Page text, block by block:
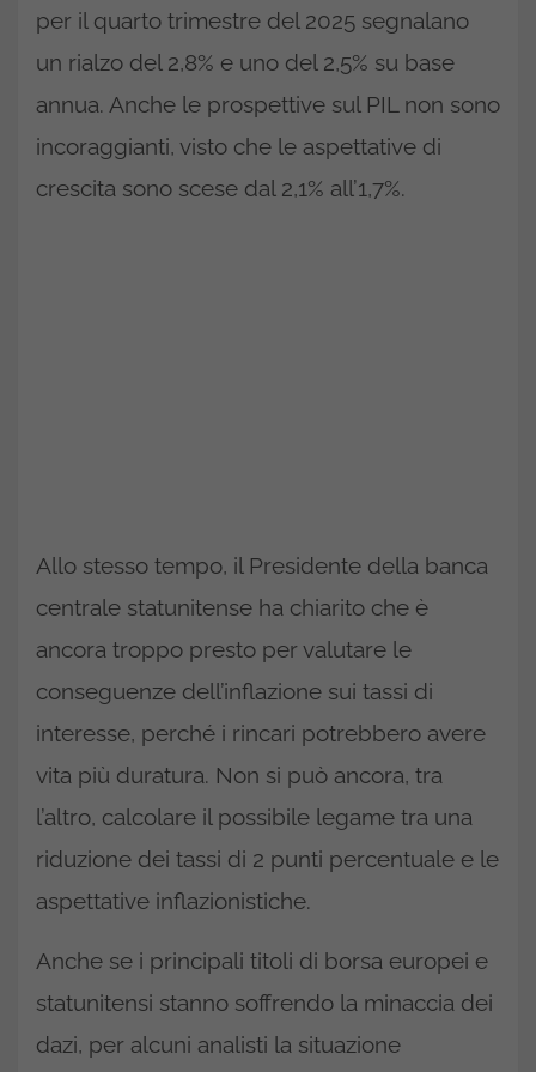
per il quarto trimestre del 2025 segnalano
un rialzo del 2,8% e uno del 2,5% su base
annua. Anche le prospettive sul PIL non sono
incoraggianti, visto che le aspettative di
crescita sono scese dal 2,1% all’1,7%.
Allo stesso tempo, il Presidente della banca
centrale statunitense ha chiarito che è
ancora troppo presto per valutare le
conseguenze dell’inflazione sui tassi di
interesse, perché i rincari potrebbero avere
vita più duratura. Non si può ancora, tra
l’altro, calcolare il possibile legame tra una
riduzione dei tassi di 2 punti percentuale e le
aspettative inflazionistiche.
Anche se i principali titoli di borsa europei e
statunitensi stanno soffrendo la minaccia dei
dazi, per alcuni analisti la situazione